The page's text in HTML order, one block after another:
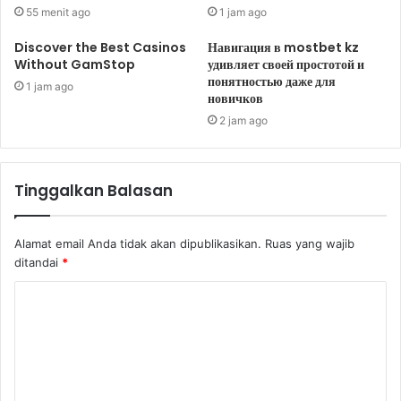
55 menit ago 1 jam ago
Discover the Best Casinos
Without GamStop
1 jam ago
Навигация в mostbet kz
удивляет своей простотой и
понятностью даже для
новичков
2 jam ago
Tinggalkan Balasan
Alamat email Anda tidak akan dipublikasikan. Ruas yang wajib
ditandai *